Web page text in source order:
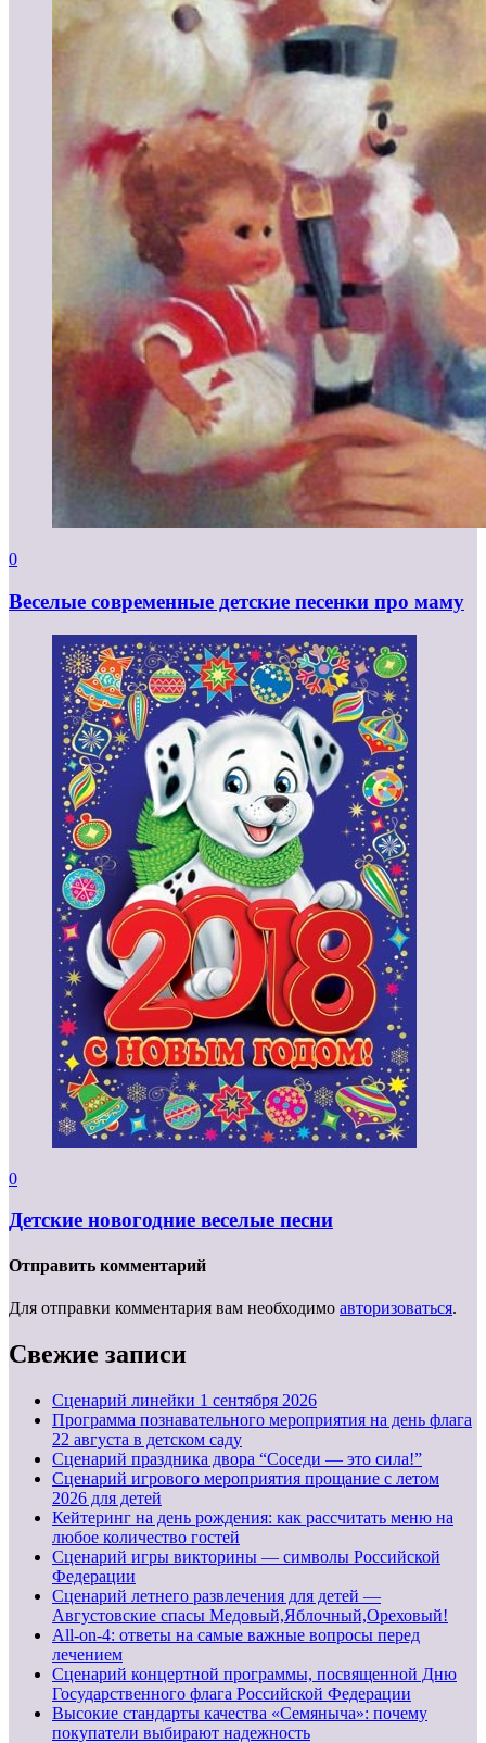
0
Веселые современные детские песенки про маму
0
Детские новогодние веселые песни
Отправить комментарий
Для отправки комментария вам необходимо авторизоваться.
Свежие записи
Cценарий линейки 1 сентября 2026
Программа познавательного мероприятия на день флага
22 августа в детском саду
Сценарий праздника двора “Соседи — это сила!”
Сценарий игрового мероприятия прощание с летом
2026 для детей
Кейтеринг на день рождения: как рассчитать меню на
любое количество гостей
Сценарий игры викторины — символы Российской
Федерации
Сценарий летнего развлечения для детей —
Августовские спасы Медовый,Яблочный,Ореховый!
All-on-4: ответы на самые важные вопросы перед
лечением
Сценарий концертной программы, посвященной Дню
Государственного флага Российской Федерации
Высокие стандарты качества «Семяныча»: почему
покупатели выбирают надежность